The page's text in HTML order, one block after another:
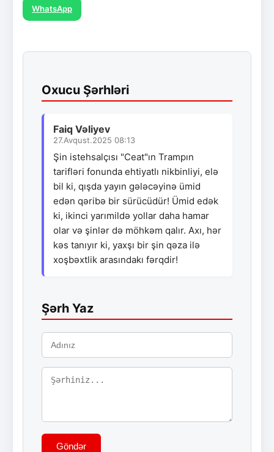
WhatsApp
Oxucu Şərhləri
Faiq Vəliyev
27.Avqust.2025 08:13
Şin istehsalçısı "Ceat"ın Trampın
tarifləri fonunda ehtiyatlı nikbinliyi, elə
bil ki, qışda yayın gələcəyinə ümid
edən qəribə bir sürücüdür! Ümid edək
ki, ikinci yarımildə yollar daha hamar
olar və şinlər də möhkəm qalır. Axı, hər
kəs tanıyır ki, yaxşı bir şin qəza ilə
xoşbəxtlik arasındakı fərqdir!
Şərh Yaz
Göndər